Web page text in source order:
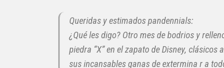
Queridas y estimados pandennials:
¿Qué les digo? Otro mes de bodrios y
piedra “X” en el zapato de Disney,
sus incansables ganas de extermina r a